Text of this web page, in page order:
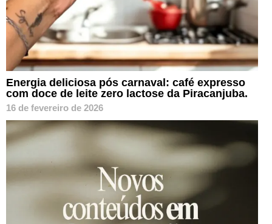
Energia deliciosa pós carnaval: café expresso
com doce de leite zero lactose da Piracanjuba.
16 de fevereiro de 2026